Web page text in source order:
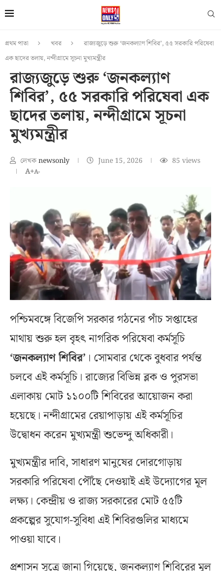
প্রথম পাতা খবর
রাজ্যজুড়ে শুরু ‘জনকল্যাণ শিবির’, ৫৫ সরকারি পরিষেবা
এক ছাদের তলায়, নন্দীগ্রামে সূচনা মুখ্যমন্ত্রীর
রাজ্যজুড়ে শুরু ‘জনকল্যাণ
শিবির’, ৫৫ সরকারি পরিষেবা এক
ছাদের তলায়, নন্দীগ্রামে সূচনা
মুখ্যমন্ত্রীর
লেখকnewsonly June 15, 2026 85 views
A+A-
পশ্চিমবঙ্গে বিজেপি সরকার গঠনের পাঁচ সপ্তাহের
মাথায় শুরু হল বৃহৎ নাগরিক পরিষেবা কর্মসূচি
‘জনকল্যাণ শিবির’ । সোমবার থেকে বুধবার পর্যন্ত
চলবে এই কর্মসূচি। রাজ্যের বিভিন্ন ব্লক ও পুরসভা
এলাকায় মোট ১১০০টি শিবিরের আয়োজন করা
হয়েছে। নন্দীগ্রামের রেয়াপাড়ায় এই কর্মসূচির
উদ্বোধন করেন মুখ্যমন্ত্রী শুভেন্দু অধিকারী।
মুখ্যমন্ত্রীর দাবি, সাধারণ মানুষের দোরগোড়ায়
সরকারি পরিষেবা পৌঁছে দেওয়াই এই উদ্যোগের মূল
লক্ষ্য। কেন্দ্রীয় ও রাজ্য সরকারের মোট ৫৫টি
প্রকল্পের সুযোগ-সুবিধা এই শিবিরগুলির মাধ্যমে
পাওয়া যাবে।
প্রশাসন সূত্রে জানা গিয়েছে, জনকল্যাণ শিবিরের মূল